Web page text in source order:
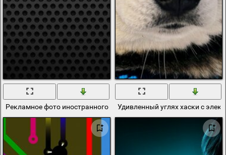
Рекламное фото иностранного электронного бренда
Удивленный углях хаски с